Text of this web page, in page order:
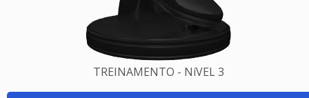
TREINAMENTO - NíVEL 3